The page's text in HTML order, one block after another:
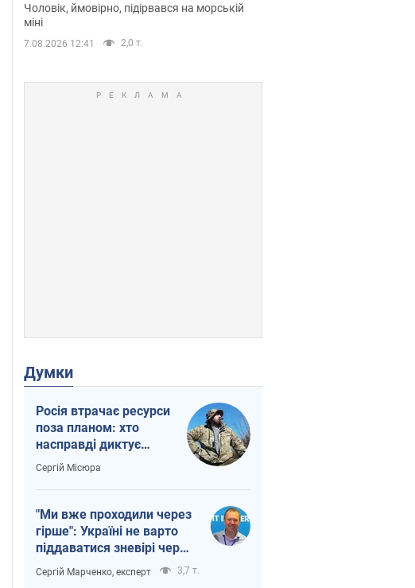
Чоловік, ймовірно, підірвався на морській
міні
7.08.2026 12:41 2,0 т.
Думки
Росія втрачає ресурси
поза планом: хто
насправді диктує
темп війни
Сергій Місюра
"Ми вже проходили через
гірше": Україні не варто
піддаватися зневірі через
ракетний терор
Сергій Марченко, експерт 3,7 т.